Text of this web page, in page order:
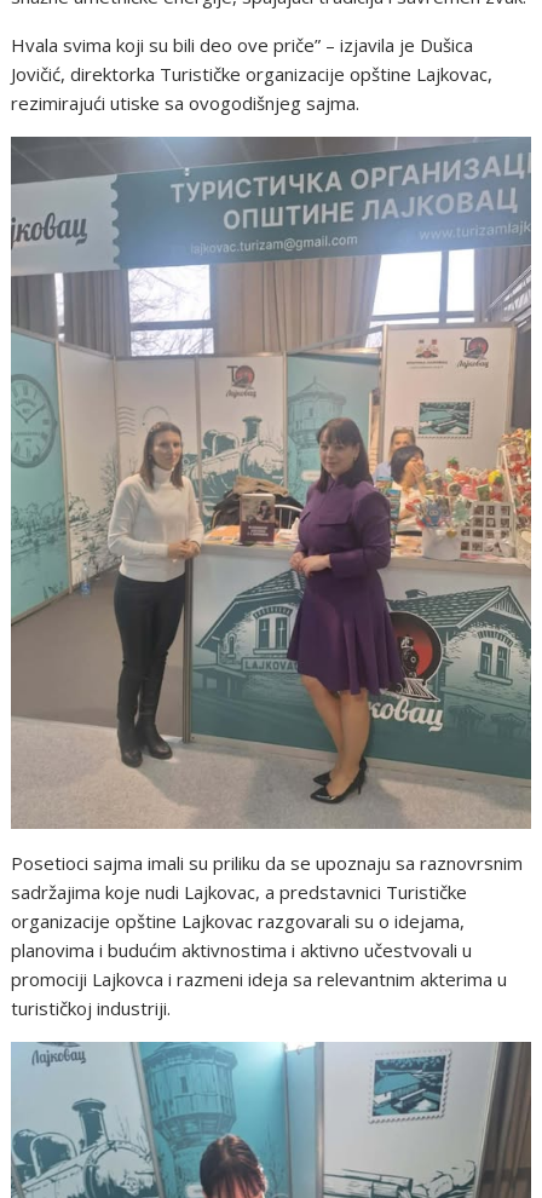
Hvala svima koji su bili deo ove priče” – izjavila je Dušica
Jovičić, direktorka Turističke organizacije opštine Lajkovac,
rezimirajući utiske sa ovogodišnjeg sajma.
Posetioci sajma imali su priliku da se upoznaju sa raznovrsnim
sadržajima koje nudi Lajkovac, a predstavnici Turističke
organizacije opštine Lajkovac razgovarali su o idejama,
planovima i budućim aktivnostima i aktivno učestvovali u
promociji Lajkovca i razmeni ideja sa relevantnim akterima u
turističkoj industriji.